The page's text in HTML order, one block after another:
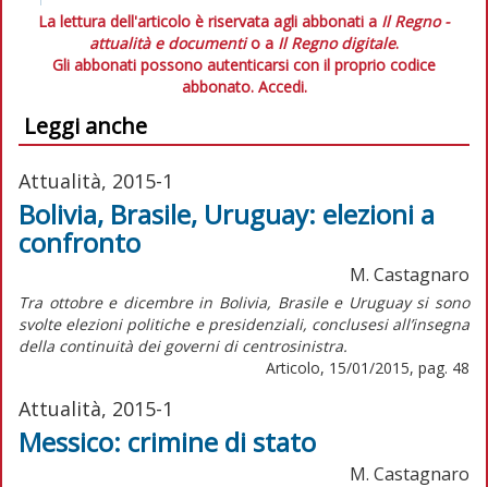
La lettura dell'articolo è riservata agli abbonati a Il Regno -
attualità e documentio a Il Regno digitale.
Gli abbonati possono autenticarsi con il proprio codice
abbonato. Accedi.
Leggi anche
Attualità, 2015-1
Bolivia, Brasile, Uruguay: elezioni a
confronto
M. Castagnaro
Tra ottobre e dicembre in Bolivia, Brasile e Uruguay si sono
svolte elezioni politiche e presidenziali, conclusesi all’insegna
della continuità dei governi di centrosinistra.
Articolo, 15/01/2015, pag. 48
Attualità, 2015-1
Messico: crimine di stato
M. Castagnaro